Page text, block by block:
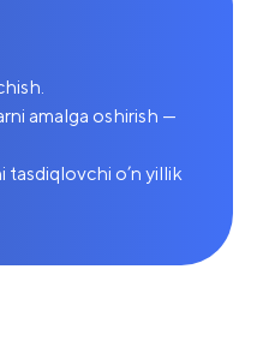
amalga oshirish —
o’n yillik